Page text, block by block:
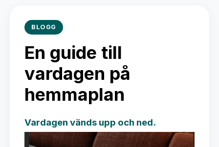
BLOGG
En guide till
vardagen på
hemmaplan
Vardagen vänds upp och ned.